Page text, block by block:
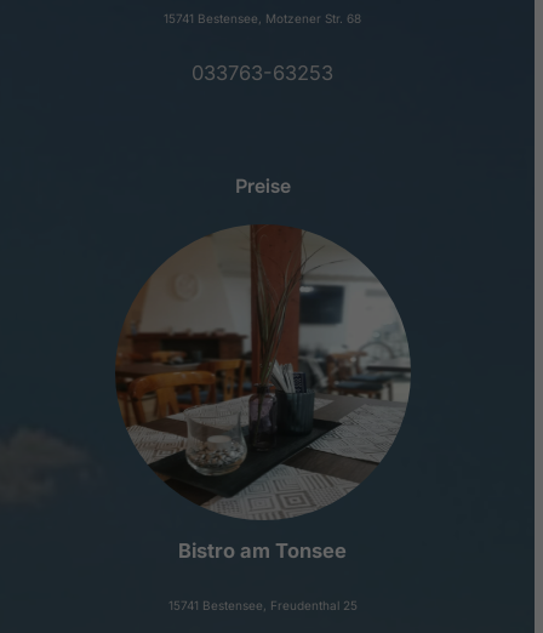
15741 Bestensee, Motzener Str. 68
033763-63253
Preise
Bistro am Tonsee
15741 Bestensee, Freudenthal 25